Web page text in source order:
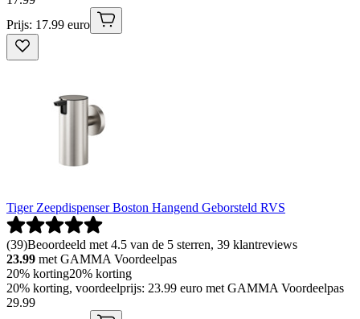
Prijs: 17.99 euro
Tiger Zeepdispenser Boston Hangend Geborsteld RVS
(39)Beoordeeld met 4.5 van de 5 sterren, 39 klantreviews
23.99 met GAMMA Voordeelpas
20% korting20% korting
20% korting, voordeelprijs: 23.99 euro met GAMMA Voordeelpas
29.99